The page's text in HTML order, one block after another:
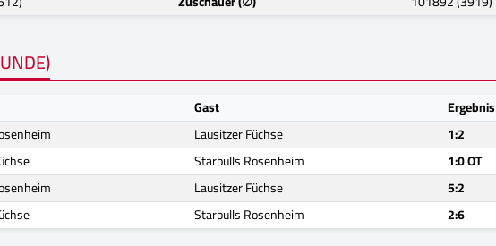
Gast Ergebnis
Lausitzer Füchse 1:2
Starbulls Rosenheim 1:0 OT
Lausitzer Füchse 5:2
Starbulls Rosenheim 2:6